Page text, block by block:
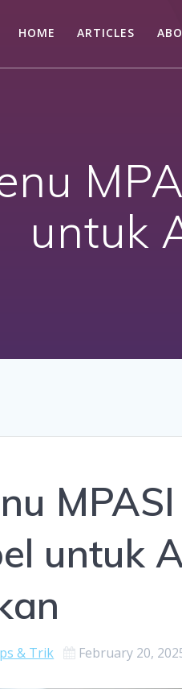
HOME ARTICLES
untuk
untuk
& Trik February 20,